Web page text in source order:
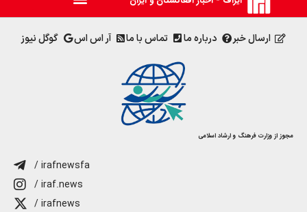
ارسال خبر درباره ما تماس با ما آر اس اس گوگل نیوز
مجوز از وزارت فرهنگ و ارشاد اسلامی
/ irafnewsfa
/ iraf.news
/ irafnews